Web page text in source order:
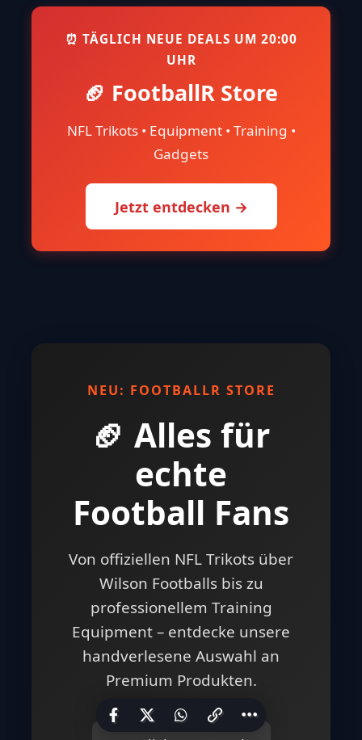
⏰ TÄGLICH NEUE DEALS UM 20:00
UHR
🏈 FootballR Store
NFL Trikots • Equipment • Training •
Gadgets
Jetzt entdecken →
NEU: FOOTBALLR STORE
🏈 Alles für
echte
Football Fans
Von offiziellen NFL Trikots über
Wilson Footballs bis zu
professionellem Training
Equipment – entdecke unsere
handverlesene Auswahl an
Premium Produkten.